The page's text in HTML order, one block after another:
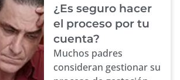
¿Es seguro hacer
el proceso por tu
cuenta?
Muchos padres
consideran gestionar su